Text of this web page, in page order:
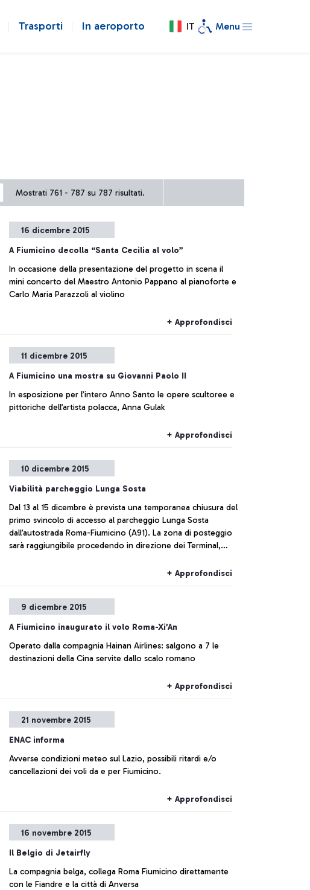
Trasporti In aeroporto IT Menu
Mostrati 761 - 787 su 787 risultati.
16 dicembre 2015
A Fiumicino decolla “Santa Cecilia al volo”
In occasione della presentazione del progetto in scena il
mini concerto del Maestro Antonio Pappano al pianoforte e
Carlo Maria Parazzoli al violino
+ Approfondisci
11 dicembre 2015
A Fiumicino una mostra su Giovanni Paolo II
In esposizione per l’intero Anno Santo le opere scultoree e
pittoriche dell’artista polacca, Anna Gulak
+ Approfondisci
10 dicembre 2015
Viabilità parcheggio Lunga Sosta
Dal 13 al 15 dicembre è prevista una temporanea chiusura del
primo svincolo di accesso al parcheggio Lunga Sosta
dall’autostrada Roma-Fiumicino (A91). La zona di posteggio
sarà raggiungibile procedendo in direzione dei Terminal,
+ Approfondisci
9 dicembre 2015
A Fiumicino inaugurato il volo Roma-Xi’An
Operato dalla compagnia Hainan Airlines: salgono a 7 le
destinazioni della Cina servite dallo scalo romano
+ Approfondisci
21 novembre 2015
ENAC informa
Avverse condizioni meteo sul Lazio, possibili ritardi e/o
cancellazioni dei voli da e per Fiumicino.
+ Approfondisci
16 novembre 2015
Il Belgio di Jetairfly
La compagnia belga, collega Roma Fiumicino direttamente
con le Fiandre e la città di Anversa